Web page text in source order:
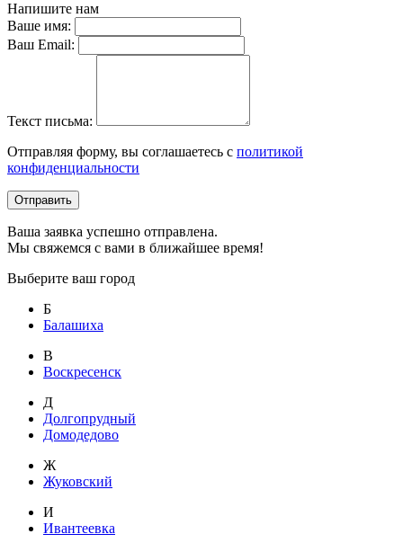
Напишите нам
Ваше имя:
Ваш Email:
Текст письма:
Отправляя форму, вы соглашаетесь с политикой
конфиденциальности
Отправить
Ваша заявка успешно отправлена.
Мы свяжемся с вами в ближайшее время!
Выберите ваш город
Б
Балашиха
В
Воскресенск
Д
Долгопрудный
Домодедово
Ж
Жуковский
И
Ивантеевка